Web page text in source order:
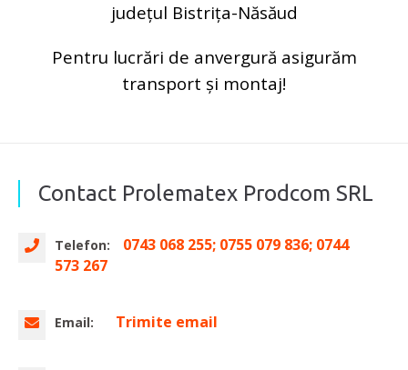
județul Bistrița-Năsăud
Pentru lucrări de anvergură asigurăm
transport și montaj!
Contact Prolematex Prodcom SRL
Telefon:
0743 068 255; 0755 079 836; 0744
573 267
Email: Trimite email